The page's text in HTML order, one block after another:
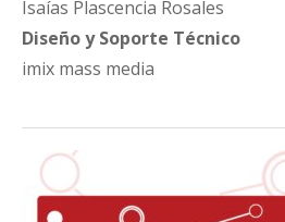
Isaías Plascencia Rosales
Diseño y Soporte Técnico
imix mass media